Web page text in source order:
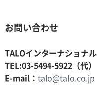
お問い合わせ
TALOインターナショナル
TEL:03-5494-5922（代）
E-mail： talo@talo.co.jp